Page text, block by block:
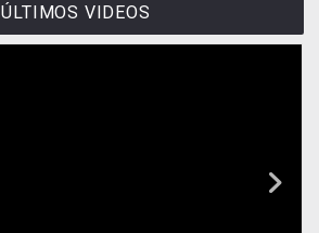
ÚLTIMOS VIDEOS